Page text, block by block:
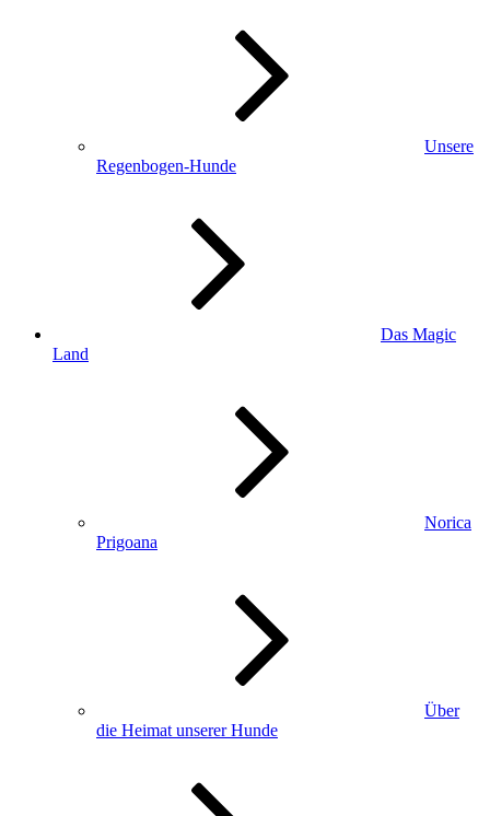
Unsere
Regenbogen-Hunde
Das Magic
Land
Norica
Prigoana
Über
die Heimat unserer Hunde